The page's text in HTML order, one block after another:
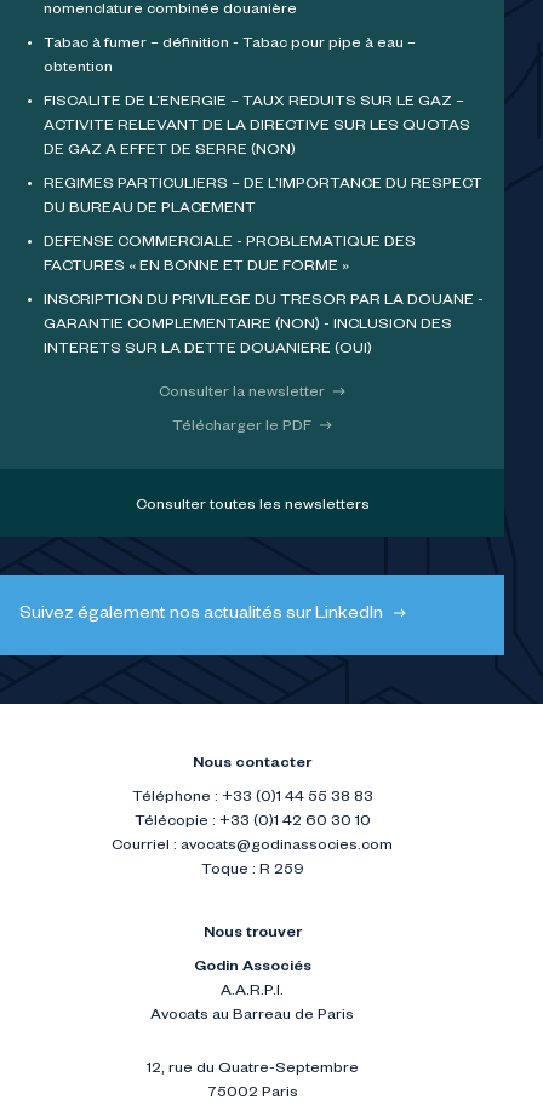
nomenclature combinée douanière
Tabac à fumer – définition - Tabac pour pipe à eau –
obtention
FISCALITE DE L’ENERGIE – TAUX REDUITS SUR LE GAZ –
ACTIVITE RELEVANT DE LA DIRECTIVE SUR LES QUOTAS
DE GAZ A EFFET DE SERRE (NON)
REGIMES PARTICULIERS – DE L’IMPORTANCE DU RESPECT
DU BUREAU DE PLACEMENT
DEFENSE COMMERCIALE - PROBLEMATIQUE DES
FACTURES « EN BONNE ET DUE FORME »
INSCRIPTION DU PRIVILEGE DU TRESOR PAR LA DOUANE -
GARANTIE COMPLEMENTAIRE (NON) - INCLUSION DES
INTERETS SUR LA DETTE DOUANIERE (OUI)
Consulter la newsletter
Télécharger le PDF
Consulter toutes les newsletters
Suivez également nos actualités sur LinkedIn
Nous contacter
Téléphone : +33 (0)1 44 55 38 83
Télécopie : +33 (0)1 42 60 30 10
Courriel : avocats@godinassocies.com
Toque : R 259
Nous trouver
Godin Associés
A.A.R.P.I.
Avocats au Barreau de Paris
12, rue du Quatre-Septembre
75002 Paris